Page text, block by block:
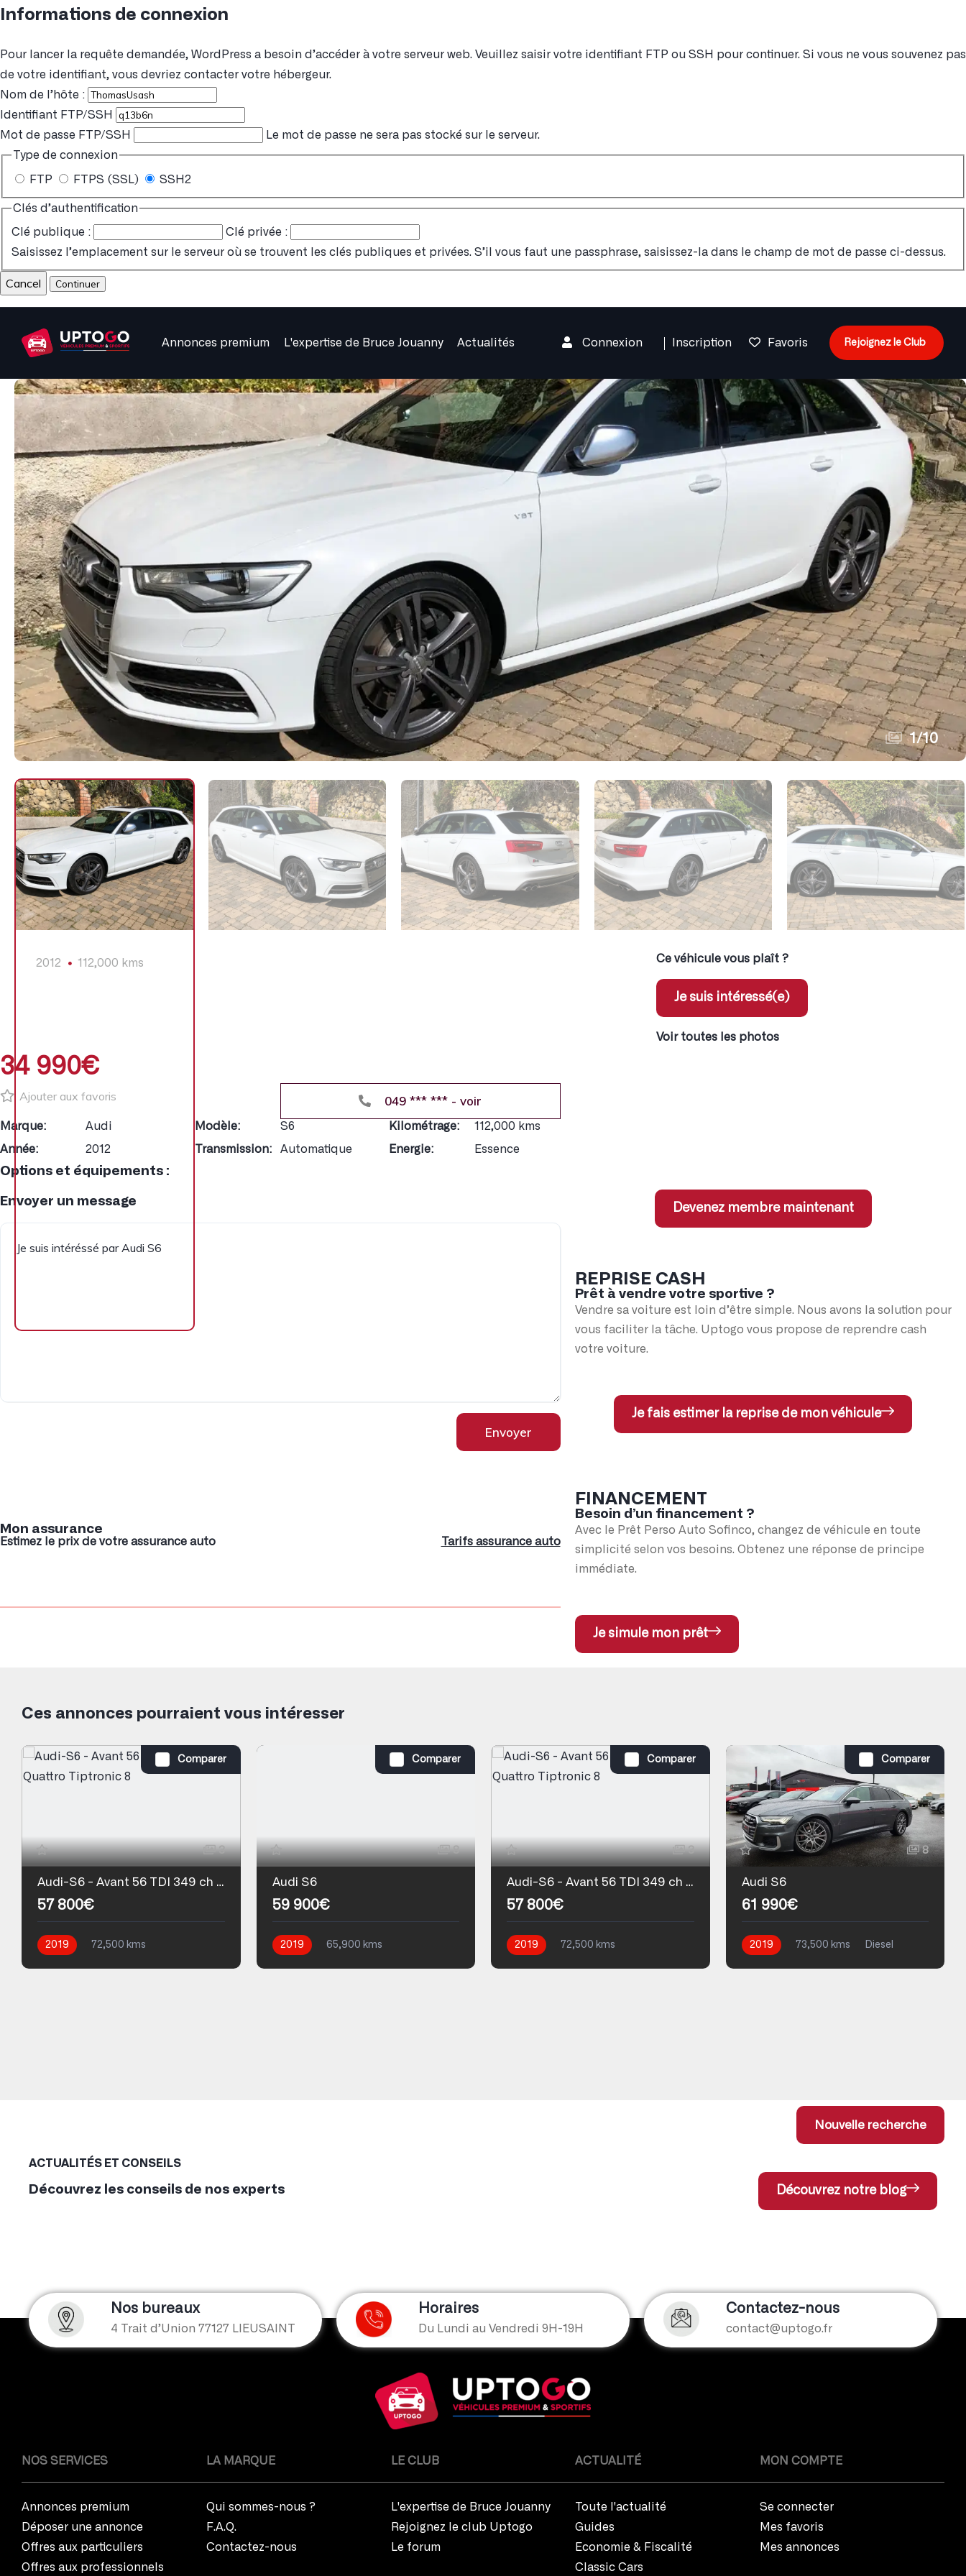
Informations de connexion
Pour lancer la requête demandée, WordPress a besoin d’accéder à votre serveur web. Veuillez saisir votre identifiant FTP ou SSH pour continuer. Si vous ne vous souvenez pas
de votre identifiant, vous devriez contacter votre hébergeur.
Nom de l’hôte :
Identifiant FTP/SSH
Mot de passe FTP/SSH
Le mot de passe ne sera pas stocké sur le serveur.
Type de connexion
FTP FTPS (SSL) SSH2
Clés d’authentification
Clé publique :
Clé privée :
Saisissez l’emplacement sur le serveur où se trouvent les clés publiques et privées. S’il vous faut une passphrase, saisissez-la dans le champ de mot de passe ci-dessus.
Cancel
Annonces premium L'expertise de Bruce Jouanny Actualités Connexion Inscription Favoris Rejoignez le Club
1/10
2012 112,000 kms Ce véhicule vous plaît ?
Je suis intéressé(e)
Voir toutes les photos
34 990€
Ajouter aux favoris 049 *** *** - voir
Marque: Audi Modèle: S6 Kilométrage:
112,000 kms
Année:
2012 Transmission: Automatique Energie: Essence
Options et équipements :
Envoyer un message
Envoyer
Mon assurance
Estimez le prix de votre assurance auto Tarifs assurance auto
Devenez membre maintenant
REPRISE CASH
Prêt à vendre votre sportive ?
Vendre sa voiture est loin d’être simple. Nous avons la solution pour
vous faciliter la tâche. Uptogo vous propose de reprendre cash
votre voiture.
Je fais estimer la reprise de mon véhicule
FINANCEMENT
Besoin d’un financement ?
Avec le Prêt Perso Auto Sofinco, changez de véhicule en toute
simplicité selon vos besoins. Obtenez une réponse de principe
immédiate.
Je simule mon prêt
Ces annonces pourraient vous intéresser
Comparer
3
Audi-S6 - Avant 56 TDI 349 ch Quattro Tiptronic 8
57 800€
2019
72,500 kms
Comparer
8
Audi S6
59 900€
2019
65,900 kms
Comparer
3
Audi-S6 - Avant 56 TDI 349 ch Quattro Tiptronic 8
57 800€
2019
72,500 kms
Comparer
8
Audi S6
61 990€
2019 73,500 kms Diesel
Découvrez les conseils de nos experts Découvrez notre blog
Horaires